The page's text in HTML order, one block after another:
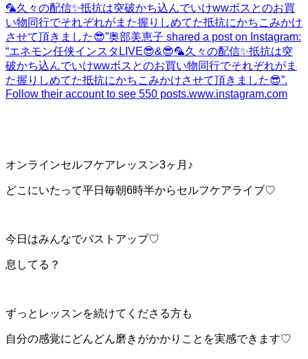
🦜久々の配信✨抵抗は突破かち込んでいけwwボスとのお買
い物同行でそれぞれがまた握りしめてた抵抗にかちこみかけ
させて頂きました😎”奥部美恵子 shared a post on Instagram:
“エネモン任侠インスタLIVE😎&😎🦜久々の配信✨抵抗は突
破かち込んでいけwwボスとのお買い物同行でそれぞれがま
た握りしめてた抵抗にかちこみかけさせて頂きました😎”.
Follow their account to see 550 posts.www.instagram.com
オンラインセルフケアレッスン3ヶ月♪
どこにいたって平日毎朝6時半からセルフケアライブ♡
今日はみんなでバストアップ♡
息してる？
ずっとレッスンを続けてくださる方も
自分の感覚にどんどん磨きがかかりことを実感できます♡